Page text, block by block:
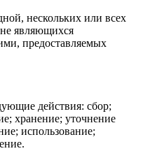
нескольких или всех
являющихся
предоставляемых
действия: сбор;
хранение; уточнение
использование;